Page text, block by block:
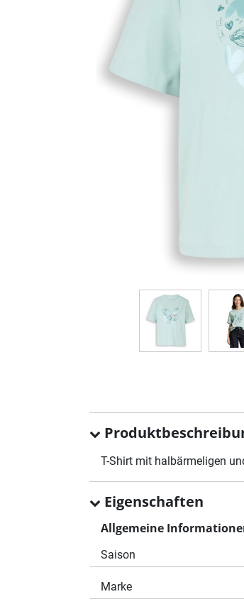
T-Shirt mit halbärmeligen
Eigenschaften
Allgemeine
Saison
Marke